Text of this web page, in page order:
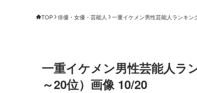
TOP 俳優・女優・芸能人 一重イケメン男性芸能人ランキン
一重イケメン男性芸能人ラ
～20位）画像 10/20